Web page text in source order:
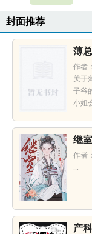
封面推荐
薄
作者
关于
子爷
小姐
继室
作者
...
产